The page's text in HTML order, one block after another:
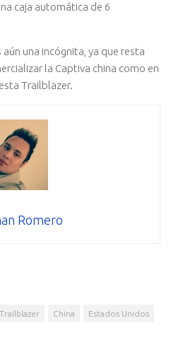
caja automática de 6
una incógnita, ya que resta
la Captiva china como en
Trailblazer.
Romero
China Estados Unidos